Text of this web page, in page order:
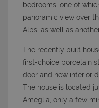
bedrooms, one of
panoramic view over
Alps, as well as
The recently built
first-choice porcelain
door and new interior
The house is located
Ameglia, only a few